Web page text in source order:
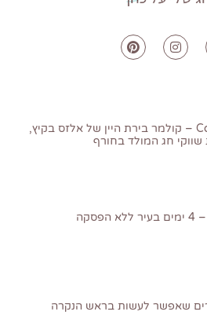
Colmar – קולמר בירת היין של אלזס בקיץ,
חג המולד בחורף
הפסקה